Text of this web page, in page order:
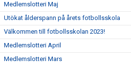
Medlemslotteri Maj
Utökat ålderspann på årets fotbollsskola
Välkommen till fotbollsskolan 2023!
Medlemslotteri April
Medlemslotteri Mars